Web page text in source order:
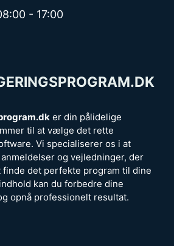
- 17:00
er din pålidelige
til at vælge det rette
Vi specialiserer os i at
og vejledninger, der
det perfekte program til dine
kan du forbedre dine
opnå professionelt resultat.